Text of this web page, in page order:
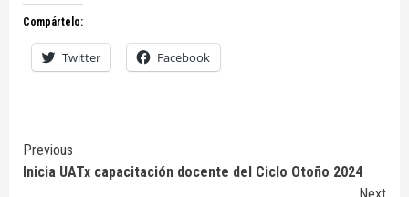
Compártelo:
Twitter Facebook
Continue
Reading
Previous
Inicia UATx capacitación docente del Ciclo Otoño 2024